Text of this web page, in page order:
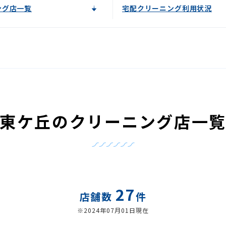
店一覧 宅配クリーニング利用状況
東ケ丘のクリーニング店一覧
店舗数 27件
※2024年07月01日現在